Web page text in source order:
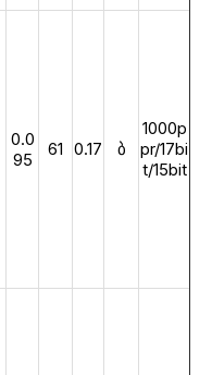
0.0
95
61 0.17 ბ
1000p
pr/17bi
t/15bit